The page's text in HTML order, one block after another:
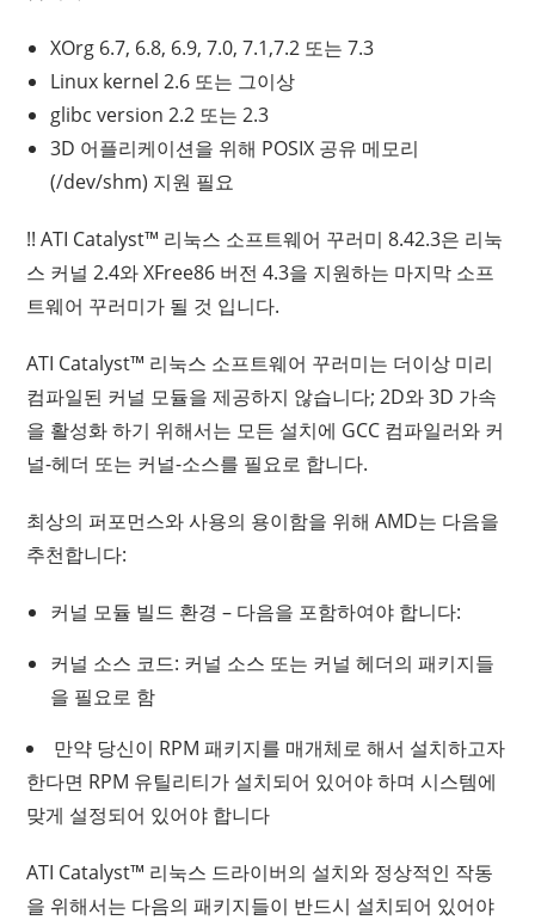
XOrg 6.7, 6.8, 6.9, 7.0, 7.1,7.2 또는 7.3
Linux kernel 2.6 또는 그이상
glibc version 2.2 또는 2.3
3D 어플리케이션을 위해 POSIX 공유 메모리
(/dev/shm) 지원 필요
!! ATI Catalyst™ 리눅스 소프트웨어 꾸러미 8.42.3은 리눅
스 커널 2.4와 XFree86 버전 4.3을 지원하는 마지막 소프
트웨어 꾸러미가 될 것 입니다.
ATI Catalyst™ 리눅스 소프트웨어 꾸러미는 더이상 미리
컴파일된 커널 모듈을 제공하지 않습니다; 2D와 3D 가속
을 활성화 하기 위해서는 모든 설치에 GCC 컴파일러와 커
널-헤더 또는 커널-소스를 필요로 합니다.
최상의 퍼포먼스와 사용의 용이함을 위해 AMD는 다음을
추천합니다:
커널 모듈 빌드 환경 – 다음을 포함하여야 합니다:
커널 소스 코드: 커널 소스 또는 커널 헤더의 패키지들
을 필요로 함
만약 당신이 RPM 패키지를 매개체로 해서 설치하고자
한다면 RPM 유틸리티가 설치되어 있어야 하며 시스템에
맞게 설정되어 있어야 합니다
ATI Catalyst™ 리눅스 드라이버의 설치와 정상적인 작동
을 위해서는 다음의 패키지들이 반드시 설치되어 있어야